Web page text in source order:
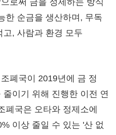
로써 금을 정제하는 방식
한 순금을 생산하며, 무독
, 사람과 환경 모두
폐국이 2019년에 금 정
이기 위해 진행한 이전 연
폐국은 오타와 정제소에
이상 줄일 수 있는 '산 없